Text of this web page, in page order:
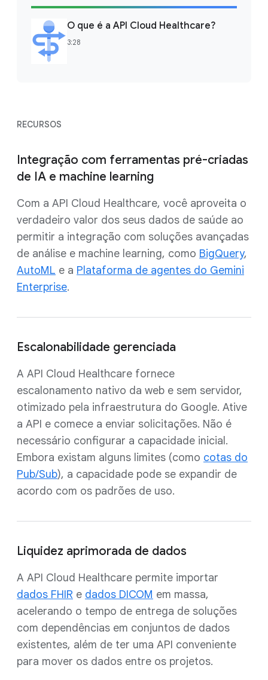
O que é a API Cloud Healthcare?
3:28
RECURSOS
Integração com ferramentas pré-criadas
de IA e machine learning
Com a API Cloud Healthcare, você aproveita o
verdadeiro valor dos seus dados de saúde ao
permitir a integração com soluções avançadas
de análise e machine learning, como BigQuery,
AutoML e a Plataforma de agentes do Gemini
Enterprise.
Escalonabilidade gerenciada
A API Cloud Healthcare fornece
escalonamento nativo da web e sem servidor,
otimizado pela infraestrutura do Google. Ative
a API e comece a enviar solicitações. Não é
necessário configurar a capacidade inicial.
Embora existam alguns limites (como cotas do
Pub/Sub), a capacidade pode se expandir de
acordo com os padrões de uso.
Liquidez aprimorada de dados
A API Cloud Healthcare permite importar
dados FHIR e dados DICOM em massa,
acelerando o tempo de entrega de soluções
com dependências em conjuntos de dados
existentes, além de ter uma API conveniente
para mover os dados entre os projetos.